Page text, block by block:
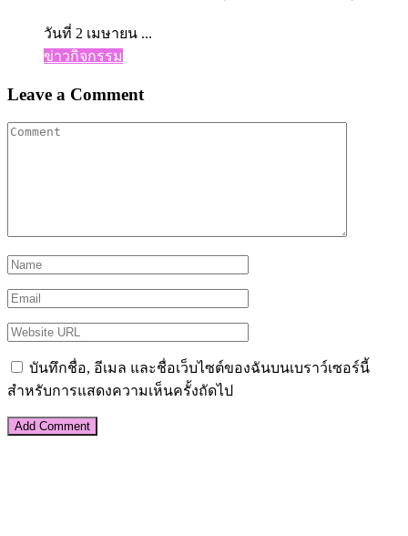
วันที่ 2 เมษายน ...
ข่าวกิจกรรม
Leave a Comment
บันทึกชื่อ, อีเมล และชื่อเว็บไซต์ของฉันบนเบราว์เซอร์นี้
สำหรับการแสดงความเห็นครั้งถัดไป